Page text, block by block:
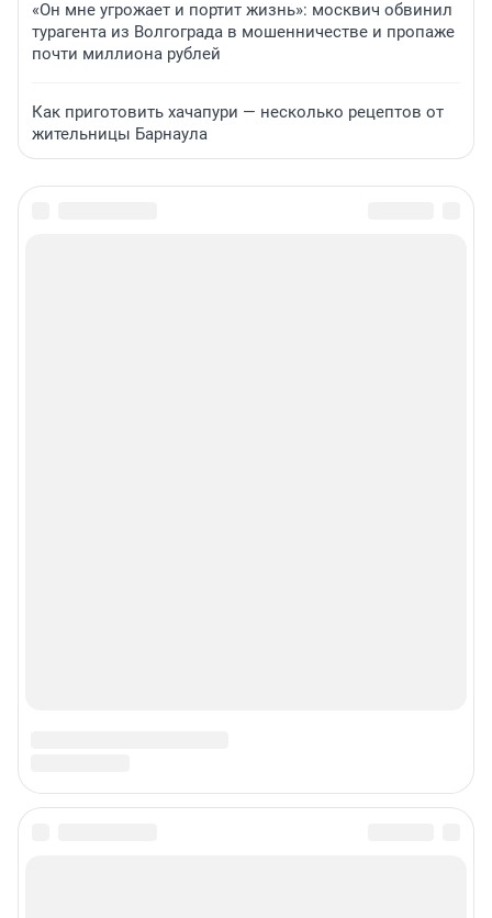
«Он мне угрожает и портит жизнь»: москвич обвинил
турагента из Волгограда в мошенничестве и пропаже
почти миллиона рублей
Как приготовить хачапури — несколько рецептов от
жительницы Барнаула